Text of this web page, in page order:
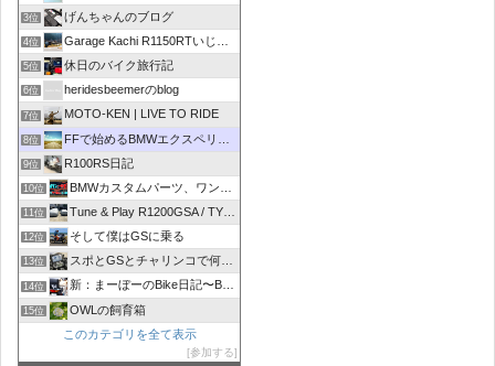
3位 げんちゃんのブログ
4位 Garage Kachi R1150RTいじくり日記
5位 休日のバイク旅行記
6位 heridesbeemerのblog
7位 MOTO-KEN | LIVE TO RIDE
8位 FFで始めるBMWエクスペリエンス
9位 R100RS日記
10位 BMWカスタムパーツ、ワンオフマフラーのR-sty
11位 Tune & Play R1200GSA / TYPE R
12位 そして僕はGSに乗る
13位 スポとGSとチャリンコで何処いこう！
14位 新：まーぼーのBike日記〜BMW R1100RT〜
15位
OWLの飼育箱
このカテゴリを全て表示
参加する